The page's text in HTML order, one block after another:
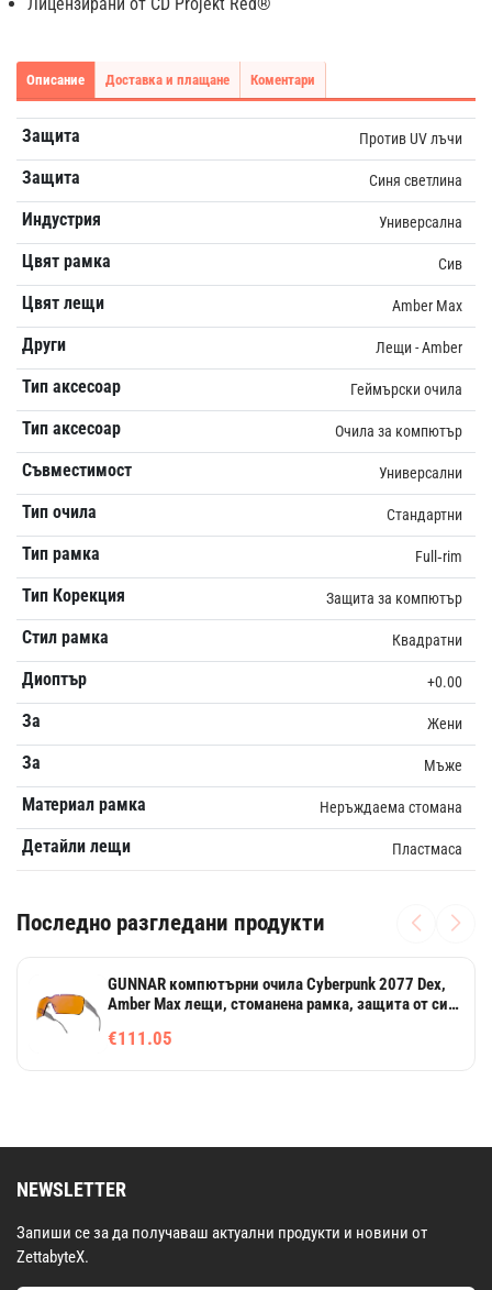
Описание Доставка и плащане Коментари
Защита Против UV лъчи
Защита Синя светлина
Индустрия Универсална
Цвят рамка Сив
Цвят лещи Amber Max
Други Лещи - Amber
Тип аксесоар Геймърски очила
Тип аксесоар Очила за компютър
Съвместимост Универсални
Тип очила Стандартни
Тип рамка Full‑rim
Тип Корекция Защита за компютър
Стил рамка Квадратни
Диоптър +0.00
За Жени
За Мъже
Материал рамка Неръждаема стомана
Детайли лещи Пластмаса
Последно разгледани продукти
GUNNAR компютърни очила Cyberpunk 2077 Dex,
Amber Max лещи, стоманена рамка, защита от синя
€111.05
NEWSLETTER
Запиши се за да получаваш актуални продукти и новини от
ZettabyteX.